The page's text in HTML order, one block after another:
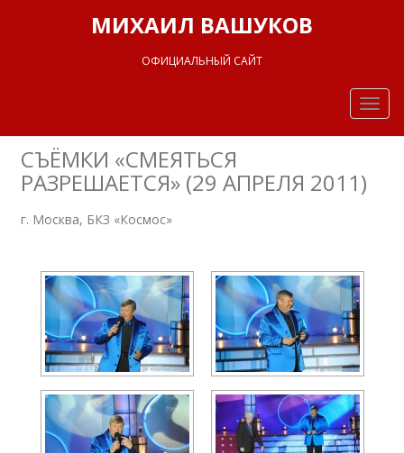
МИХАИЛ ВАШУКОВ
ОФИЦИАЛЬНЫЙ САЙТ
СЪЁМКИ «СМЕЯТЬСЯ
РАЗРЕШАЕТСЯ» (29 АПРЕЛЯ 2011)
г. Москва, БКЗ «Космос»